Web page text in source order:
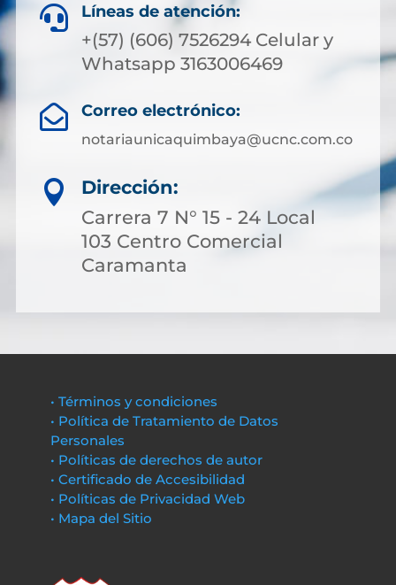
 Líneas de atención:
+(57) (606) 7526294 Celular y
Whatsapp 3163006469
 Correo electrónico:
notariaunicaquimbaya@ucnc.com.co

Dirección:
Carrera 7 N° 15 - 24 Local
103 Centro Comercial
Caramanta
• Términos y condiciones
• Política de Tratamiento de Datos
Personales
• Políticas de derechos de autor
• Certificado de Accesibilidad
• Políticas de Privacidad Web
• Mapa del Sitio